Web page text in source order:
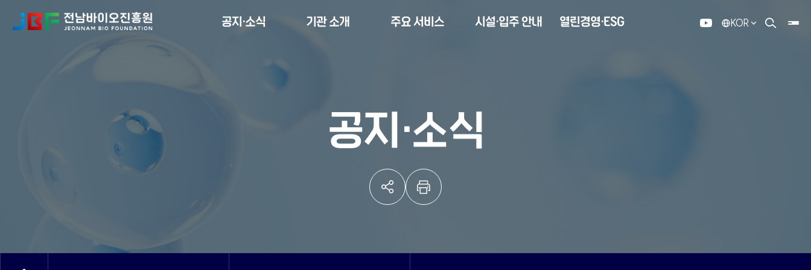
유튜브
KOR
검색 열기
공지·소식 기관 소개 주요 서비스 시설·입주 안내 열린경영·ESG
공지·소식